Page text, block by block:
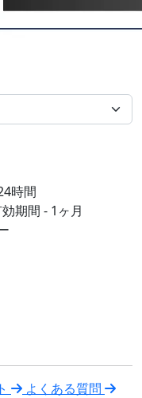
時間
期間 - 1ヶ月
よくある質問